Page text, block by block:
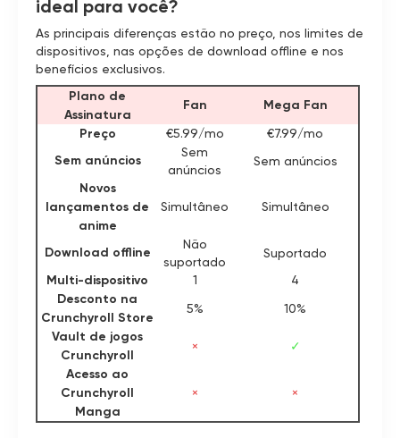
ideal para você?
As principais diferenças estão no preço, nos limites de
dispositivos, nas opções de download offline e nos
benefícios exclusivos.
Plano de
Assinatura
Fan
Mega Fan
Preço
€5.99/mo €7.99/mo
Sem anúncios
Sem
anúncios
Sem anúncios
Novos
lançamentos de
anime
Simultâneo Simultâneo
Download offline
Não
suportado
Suportado
Multi-dispositivo 1 4
Desconto na
Crunchyroll Store
5% 10%
Vault de jogos
Crunchyroll
× ✓
Acesso ao
Crunchyroll
Manga
× ×